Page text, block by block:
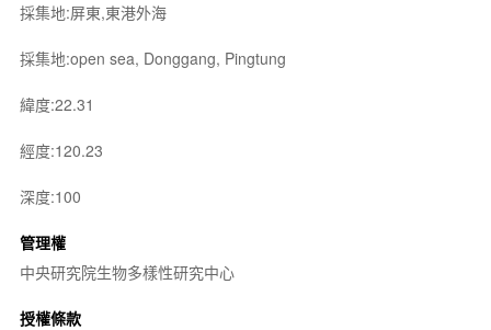
採集地:屏東,東港外海
採集地:open sea, Donggang, Pingtung
緯度:22.31
經度:120.23
深度:100
管理權
中央研究院生物多樣性研究中心
授權條款